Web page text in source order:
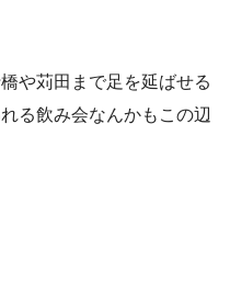
や苅田まで足を延ばせる
る飲み会なんかもこの辺